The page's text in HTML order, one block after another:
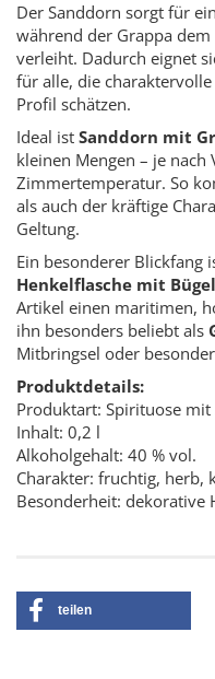
Der Sanddorn sorgt für
während der Grappa
verleiht. Dadurch eignet
für alle, die
Profil schätzen.
Ideal ist Sanddorn mit
kleinen Mengen – je
Zimmertemperatur. So
als auch der kräftige
Geltung.
Ein besonderer Blickfang
Henkelflasche mit
Artikel einen maritimen,
ihn besonders beliebt als
Mitbringsel oder
Produktdetails:
Produktart: Spirituose
Inhalt: 0,2 l
Alkoholgehalt: 40 % vol.
Charakter: fruchtig, herb,
Besonderheit: dekorative
teilen